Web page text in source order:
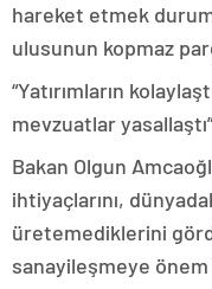
hareket etmek
ulusunun kopmaz
“Yatırımların
mevzuatlar yasallaştı”
Bakan Olgun
ihtiyaçlarını,
üretemediklerini
sanayileşmeye önem